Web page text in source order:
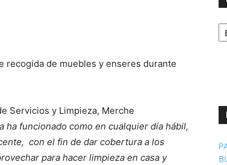
recogida de muebles y enseres durante
Servicios y Limpieza, Merche
ha funcionado como en cualquier día hábil,
con el fin de dar cobertura a los
para hacer limpieza en casa y